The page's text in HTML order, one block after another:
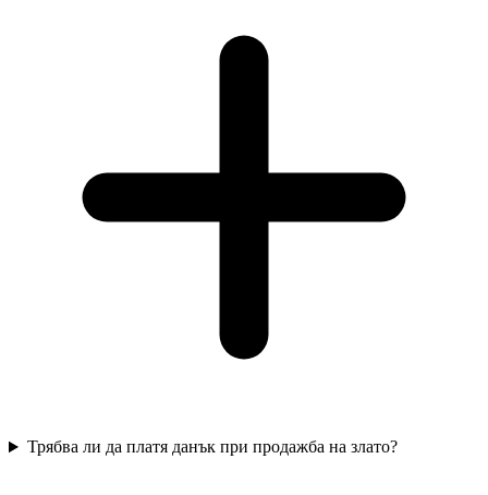
Трябва ли да платя данък при продажба на злато?